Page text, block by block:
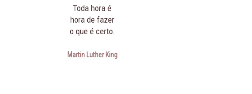
Toda hora é
hora de fazer
o que é certo.
Martin Luther King